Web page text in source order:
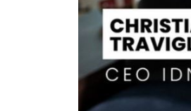
Ads: «Con Total
Perez,